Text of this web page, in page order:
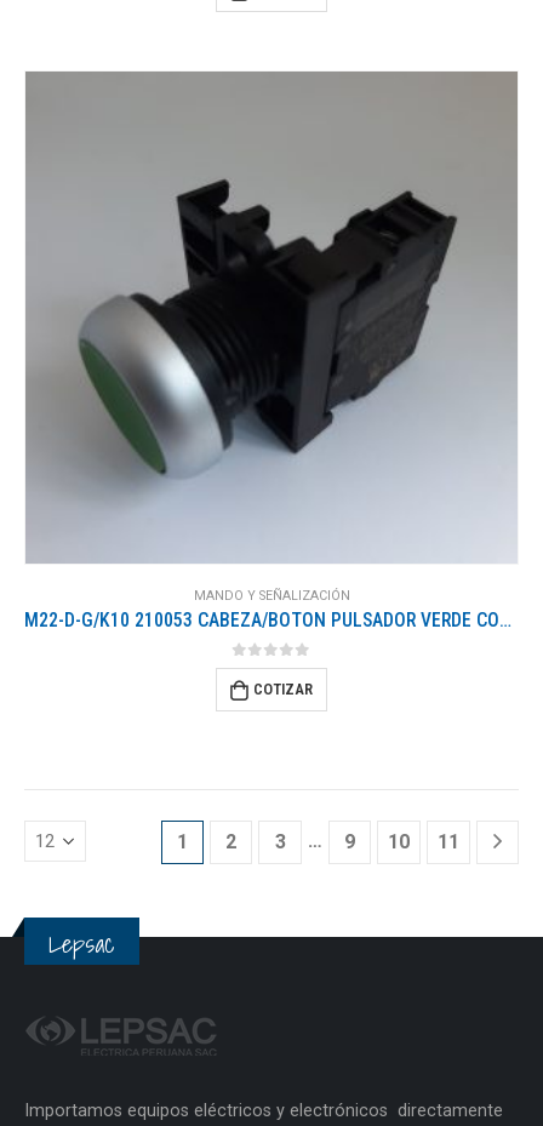
MANDO Y SEÑALIZACIÓN
M22-D-G/K10 210053 CABEZA/BOTON PULSADOR VERDE COMPLETO CON 1NA
0out of 5
COTIZAR
1 2 3 … 9 10 11
Lepsac
Importamos equipos eléctricos y electrónicos directamente